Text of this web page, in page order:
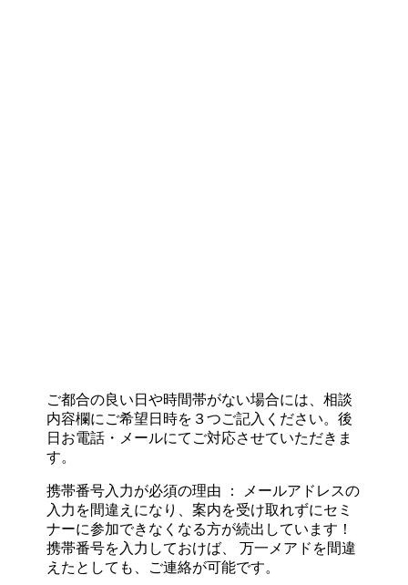
ご都合の良い日や時間帯がない場合には、相談
内容欄にご希望日時を３つご記入ください。後
日お電話・メールにてご対応させていただきま
す。
携帯番号入力が必須の理由 ： メールアドレスの
入力を間違えになり、案内を受け取れずにセミ
ナーに参加できなくなる方が続出しています！
携帯番号を入力しておけば、 万一メアドを間違
えたとしても、ご連絡が可能です。